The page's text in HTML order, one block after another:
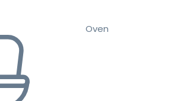
Oven